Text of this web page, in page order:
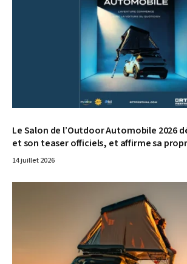
Le Salon de l’Outdoor Automobile 2026
et son teaser officiels, et affirme sa
14 juillet 2026